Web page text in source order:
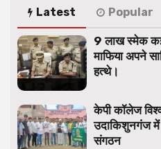
Latest Popular
9 लाख स्मेक कई
माफिया अपने
हत्थे।
केपी कॉलेज
उदाकिशुनगंज में
संगठन